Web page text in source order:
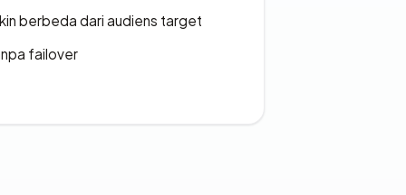
berbeda dari audiens target
failover